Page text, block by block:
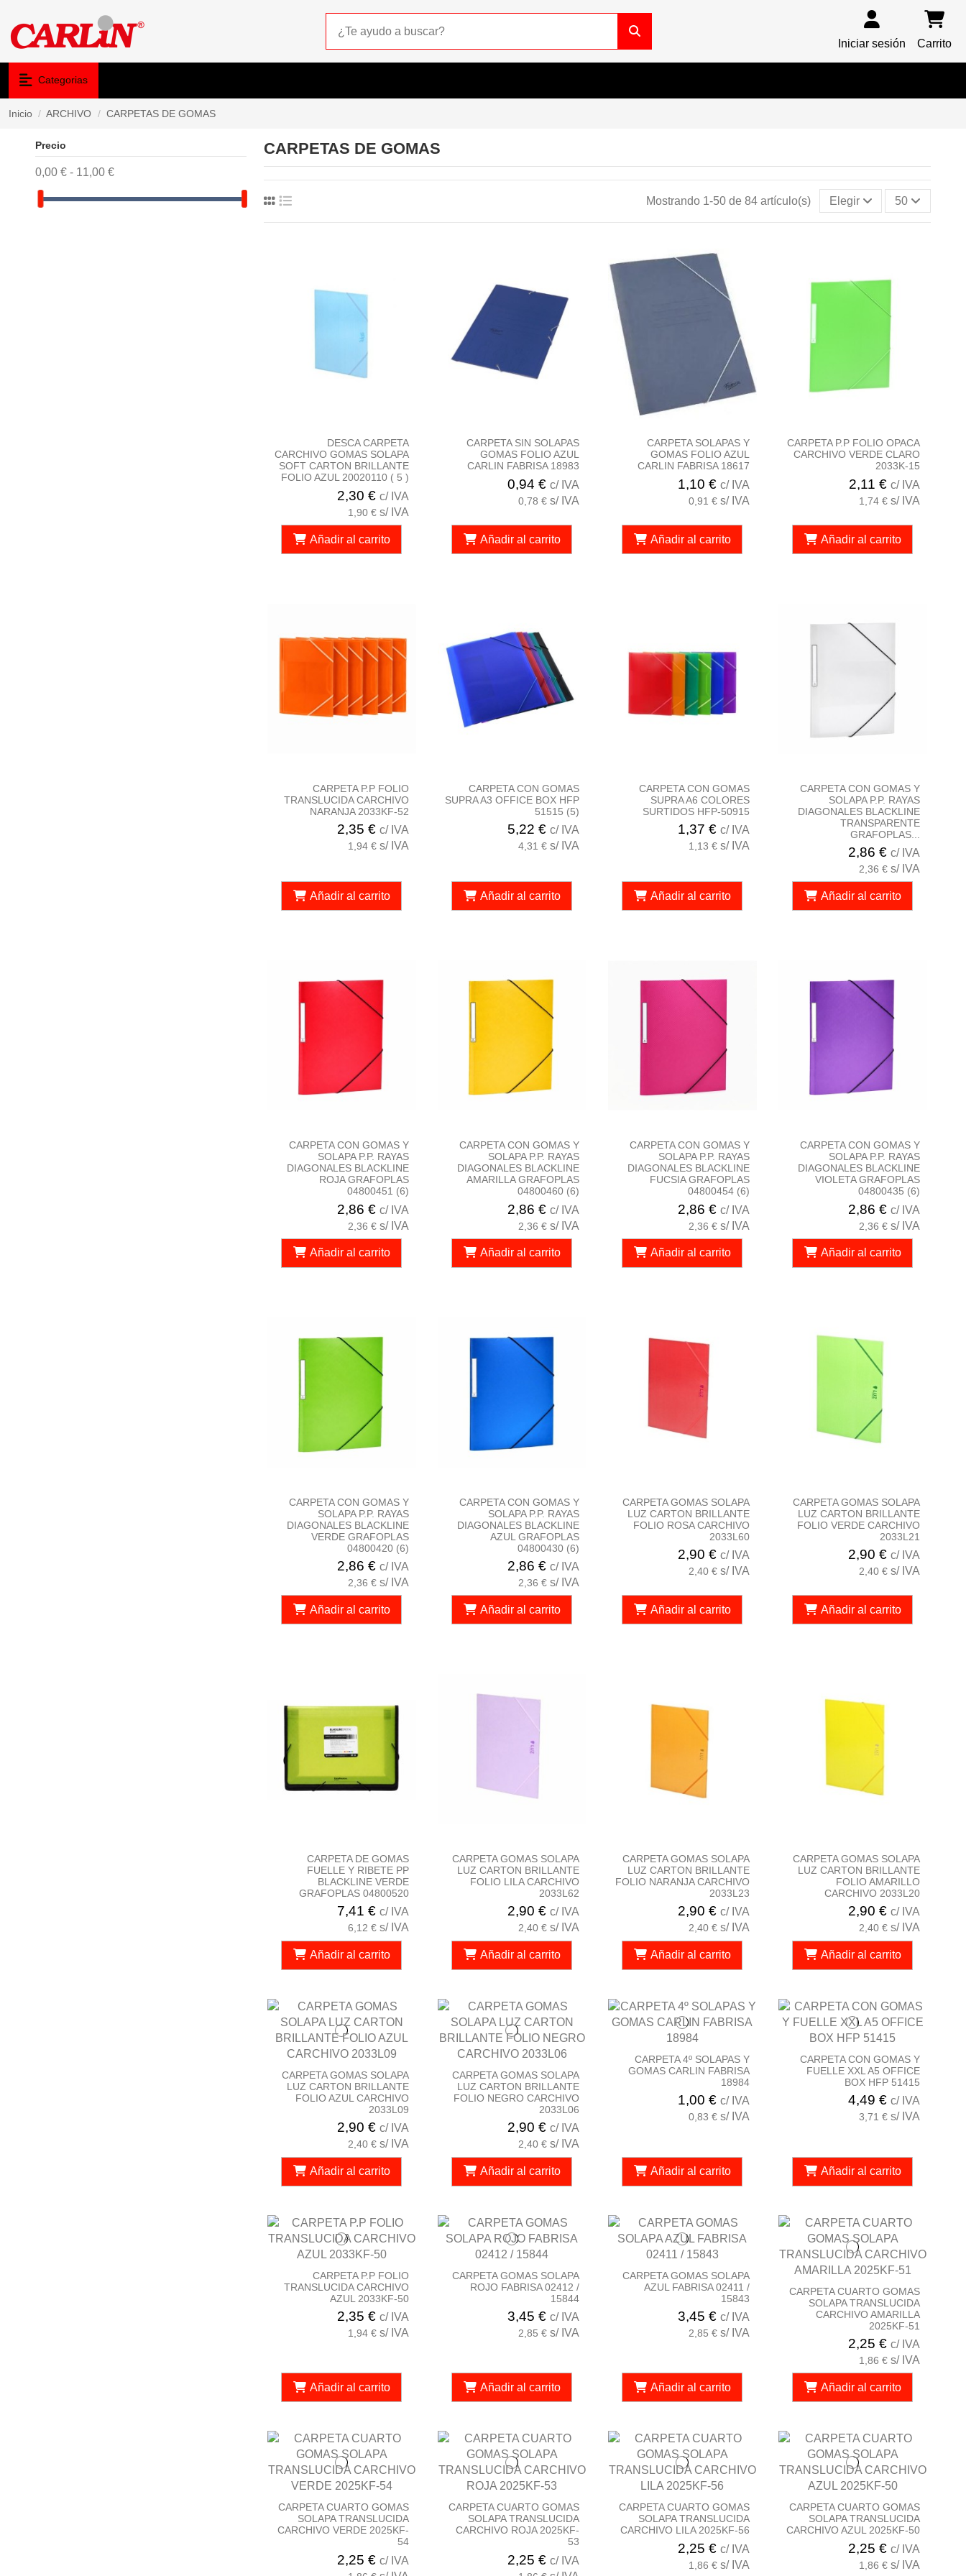
Iniciar sesión Carrito
Categorias
Inicio ARCHIVO CARPETAS DE GOMAS
CARPETAS DE GOMAS
Mostrando 1-50 de 84 artículo(s) Elegir 50
DESCA CARPETA
CARCHIVO GOMAS SOLAPA
SOFT CARTON BRILLANTE
FOLIO AZUL 20020110 ( 5 )
2,30 € c/ IVA
1,90 € s/ IVA
Añadir al carrito
CARPETA SIN SOLAPAS
GOMAS FOLIO AZUL
CARLIN FABRISA 18983
0,94 € c/ IVA
0,78 € s/ IVA
Añadir al carrito
CARPETA SOLAPAS Y
GOMAS FOLIO AZUL
CARLIN FABRISA 18617
1,10 € c/ IVA
0,91 € s/ IVA
Añadir al carrito
CARPETA P.P FOLIO OPACA
CARCHIVO VERDE CLARO
2033K-15
2,11 € c/ IVA
1,74 € s/ IVA
Añadir al carrito
CARPETA P.P FOLIO
TRANSLUCIDA CARCHIVO
NARANJA 2033KF-52
2,35 € c/ IVA
1,94 € s/ IVA
Añadir al carrito
CARPETA CON GOMAS
SUPRA A3 OFFICE BOX HFP
51515 (5)
5,22 € c/ IVA
4,31 € s/ IVA
Añadir al carrito
CARPETA CON GOMAS
SUPRA A6 COLORES
SURTIDOS HFP-50915
1,37 € c/ IVA
1,13 € s/ IVA
Añadir al carrito
CARPETA CON GOMAS Y
SOLAPA P.P. RAYAS
DIAGONALES BLACKLINE
TRANSPARENTE
GRAFOPLAS...
2,86 € c/ IVA
2,36 € s/ IVA
Añadir al carrito
CARPETA CON GOMAS Y
SOLAPA P.P. RAYAS
DIAGONALES BLACKLINE
ROJA GRAFOPLAS
04800451 (6)
2,86 € c/ IVA
2,36 € s/ IVA
Añadir al carrito
CARPETA CON GOMAS Y
SOLAPA P.P. RAYAS
DIAGONALES BLACKLINE
AMARILLA GRAFOPLAS
04800460 (6)
2,86 € c/ IVA
2,36 € s/ IVA
Añadir al carrito
CARPETA CON GOMAS Y
SOLAPA P.P. RAYAS
DIAGONALES BLACKLINE
FUCSIA GRAFOPLAS
04800454 (6)
2,86 € c/ IVA
2,36 € s/ IVA
Añadir al carrito
CARPETA CON GOMAS Y
SOLAPA P.P. RAYAS
DIAGONALES BLACKLINE
VIOLETA GRAFOPLAS
04800435 (6)
2,86 € c/ IVA
2,36 € s/ IVA
Añadir al carrito
CARPETA CON GOMAS Y
SOLAPA P.P. RAYAS
DIAGONALES BLACKLINE
VERDE GRAFOPLAS
04800420 (6)
2,86 € c/ IVA
2,36 € s/ IVA
Añadir al carrito
CARPETA CON GOMAS Y
SOLAPA P.P. RAYAS
DIAGONALES BLACKLINE
AZUL GRAFOPLAS
04800430 (6)
2,86 € c/ IVA
2,36 € s/ IVA
Añadir al carrito
CARPETA GOMAS SOLAPA
LUZ CARTON BRILLANTE
FOLIO ROSA CARCHIVO
2033L60
2,90 € c/ IVA
2,40 € s/ IVA
Añadir al carrito
CARPETA GOMAS SOLAPA
LUZ CARTON BRILLANTE
FOLIO VERDE CARCHIVO
2033L21
2,90 € c/ IVA
2,40 € s/ IVA
Añadir al carrito
CARPETA DE GOMAS
FUELLE Y RIBETE PP
BLACKLINE VERDE
GRAFOPLAS 04800520
7,41 € c/ IVA
6,12 € s/ IVA
Añadir al carrito
CARPETA GOMAS SOLAPA
LUZ CARTON BRILLANTE
FOLIO LILA CARCHIVO
2033L62
2,90 € c/ IVA
2,40 € s/ IVA
Añadir al carrito
CARPETA GOMAS SOLAPA
LUZ CARTON BRILLANTE
FOLIO NARANJA CARCHIVO
2033L23
2,90 € c/ IVA
2,40 € s/ IVA
Añadir al carrito
CARPETA GOMAS SOLAPA
LUZ CARTON BRILLANTE
FOLIO AMARILLO
CARCHIVO 2033L20
2,90 € c/ IVA
2,40 € s/ IVA
Añadir al carrito
CARPETA GOMAS SOLAPA
LUZ CARTON BRILLANTE
FOLIO AZUL CARCHIVO
2033L09
2,90 € c/ IVA
2,40 € s/ IVA
Añadir al carrito
CARPETA GOMAS SOLAPA
LUZ CARTON BRILLANTE
FOLIO NEGRO CARCHIVO
2033L06
2,90 € c/ IVA
2,40 € s/ IVA
Añadir al carrito
CARPETA 4º SOLAPAS Y
GOMAS CARLIN FABRISA
18984
1,00 € c/ IVA
0,83 € s/ IVA
Añadir al carrito
CARPETA CON GOMAS Y
FUELLE XXL A5 OFFICE
BOX HFP 51415
4,49 € c/ IVA
3,71 € s/ IVA
Añadir al carrito
CARPETA P.P FOLIO
TRANSLUCIDA CARCHIVO
AZUL 2033KF-50
2,35 € c/ IVA
1,94 € s/ IVA
Añadir al carrito
CARPETA GOMAS SOLAPA
ROJO FABRISA 02412 /
15844
3,45 € c/ IVA
2,85 € s/ IVA
Añadir al carrito
CARPETA GOMAS SOLAPA
AZUL FABRISA 02411 /
15843
3,45 € c/ IVA
2,85 € s/ IVA
Añadir al carrito
CARPETA CUARTO GOMAS
SOLAPA TRANSLUCIDA
CARCHIVO AMARILLA
2025KF-51
2,25 € c/ IVA
1,86 € s/ IVA
Añadir al carrito
CARPETA CUARTO GOMAS
SOLAPA TRANSLUCIDA
CARCHIVO VERDE 2025KF-
54
2,25 € c/ IVA
CARPETA CUARTO GOMAS
SOLAPA TRANSLUCIDA
CARCHIVO ROJA 2025KF-
53
2,25 € c/ IVA
CARPETA CUARTO GOMAS
SOLAPA TRANSLUCIDA
CARCHIVO LILA 2025KF-56
2,25 € c/ IVA
1,86 € s/ IVA
CARPETA CUARTO GOMAS
SOLAPA TRANSLUCIDA
CARCHIVO AZUL 2025KF-50
2,25 € c/ IVA
1,86 € s/ IVA
Precio
0,00 € - 11,00 €